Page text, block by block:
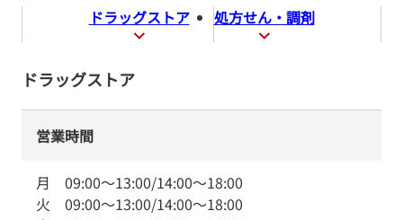
ドラッグストア 処方せん・調剤
ドラッグストア
営業時間
月 09:00～13:00/14:00～18:00
火 09:00～13:00/14:00～18:00